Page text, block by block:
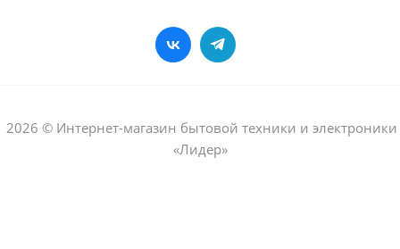
2026 © Интернет-магазин бытовой техники и электроники
«Лидер»